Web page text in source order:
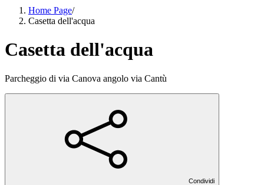
Home Page/
Casetta dell'acqua
Casetta dell'acqua
Parcheggio di via Canova angolo via Cantù
Condividi